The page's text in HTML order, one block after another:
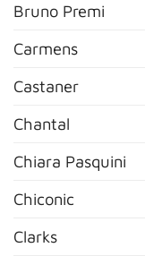
Bruno Premi
Carmens
Castaner
Chantal
Chiara Pasquini
Chiconic
Clarks